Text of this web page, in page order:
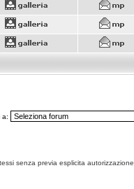
a:
senza previa esplicita autorizzazione.